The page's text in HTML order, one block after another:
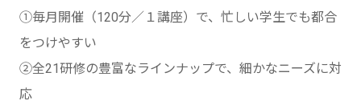
①毎月開催（120分／１講座）で、忙しい学生でも都合
をつけやすい
②全21研修の豊富なラインナップで、細かなニーズに対
応